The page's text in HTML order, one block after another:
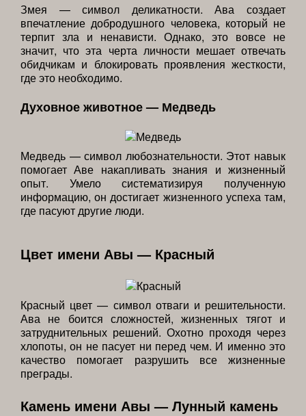
Змея — символ деликатности. Ава создает
впечатление добродушного человека, который не
терпит зла и ненависти. Однако, это вовсе не
значит, что эта черта личности мешает отвечать
обидчикам и блокировать проявления жесткости,
где это необходимо.
Духовное животное — Медведь
Медведь — символ любознательности. Этот навык
помогает Аве накапливать знания и жизненный
опыт. Умело систематизируя полученную
информацию, он достигает жизненного успеха там,
где пасуют другие люди.
Цвет имени Авы — Красный
Красный цвет — символ отваги и решительности.
Ава не боится сложностей, жизненных тягот и
затруднительных решений. Охотно проходя через
хлопоты, он не пасует ни перед чем. И именно это
качество помогает разрушить все жизненные
преграды.
Камень имени Авы — Лунный камень